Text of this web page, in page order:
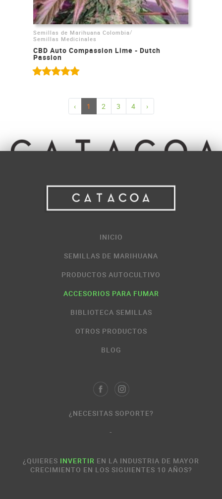
Semillas de Marihuana Colombia/
Semillas Medicinales
CBD Auto Compassion Lime - Dutch
Passion
‹ 1 2 3 4 ›
INICIO
SEMILLAS DE MARIHUANA
PRODUCTOS AUTOCULTIVO
ACCESORIOS PARA FUMAR
BIBLIOTECA SEMILLAS
OTROS PRODUCTOS
BLOG
¿NECESITAS SOPORTE?
-
¿QUIERES INVERTIR EN LA INDUSTRIA DE MAYOR
CRECIMIENTO EN LOS SIGUIENTES 10 AÑOS?